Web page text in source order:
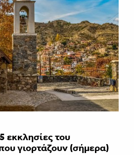
εκκλησίες του
γιορτάζουν (σήμερα)